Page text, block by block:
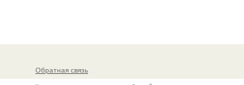
несколько минут.
75-летием.
Обратная связь